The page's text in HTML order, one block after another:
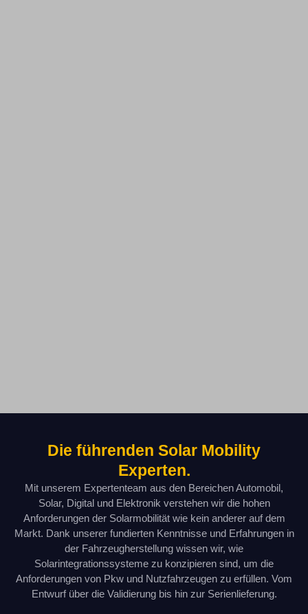
Die führenden Solar Mobility
Experten.
Mit unserem Expertenteam aus den Bereichen Automobil,
Solar, Digital und Elektronik verstehen wir die hohen
Anforderungen der Solarmobilität wie kein anderer auf dem
Markt. Dank unserer fundierten Kenntnisse und Erfahrungen in
der Fahrzeugherstellung wissen wir, wie
Solarintegrationssysteme zu konzipieren sind, um die
Anforderungen von Pkw und Nutzfahrzeugen zu erfüllen. Vom
Entwurf über die Validierung bis hin zur Serienlieferung.